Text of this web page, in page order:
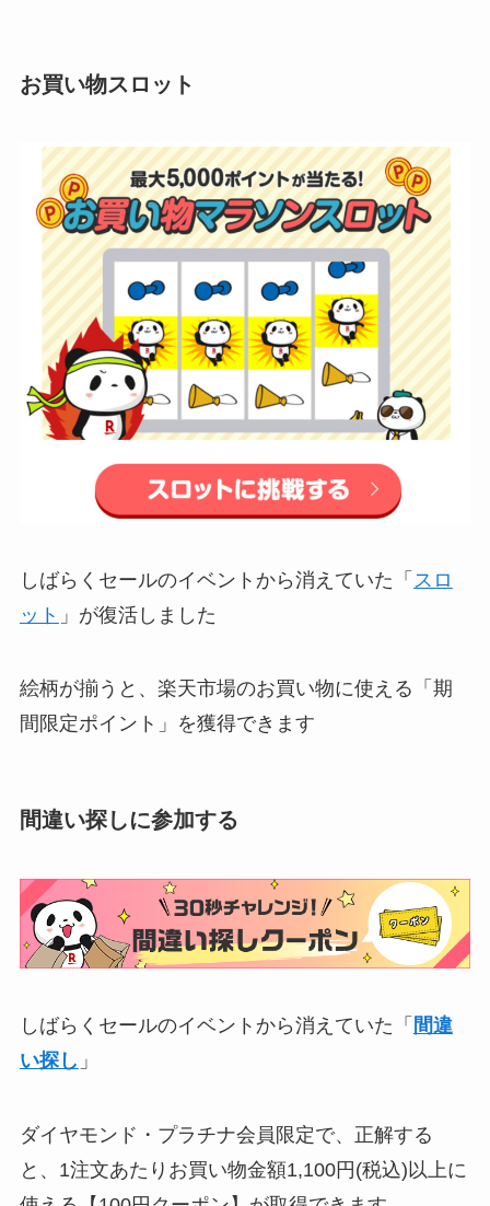
お買い物スロット
しばらくセールのイベントから消えていた「 スロ
ット 」が復活しました
絵柄が揃うと、楽天市場のお買い物に使える「期
間限定ポイント」を獲得できます
間違い探しに参加する
しばらくセールのイベントから消えていた「 間違
い探し 」
ダイヤモンド・プラチナ会員限定で、正解する
と、1注文あたりお買い物金額1,100円(税込)以上に